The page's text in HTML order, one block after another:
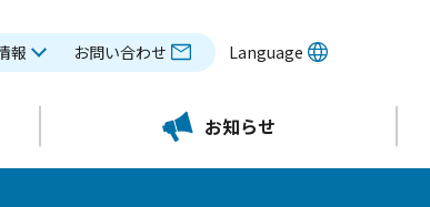
報 お問い合わせ Language
お知らせ